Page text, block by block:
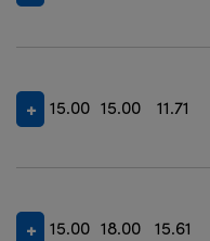
15.00 15.00 11.71
15.00 18.00 15.61